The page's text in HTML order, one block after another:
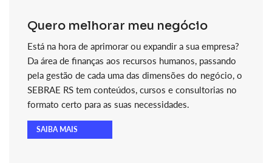
Quero melhorar meu negócio
Está na hora de aprimorar ou expandir a sua empresa?
Da área de finanças aos recursos humanos, passando
pela gestão de cada uma das dimensões do negócio, o
SEBRAE RS tem conteúdos, cursos e consultorias no
formato certo para as suas necessidades.
SAIBA MAIS